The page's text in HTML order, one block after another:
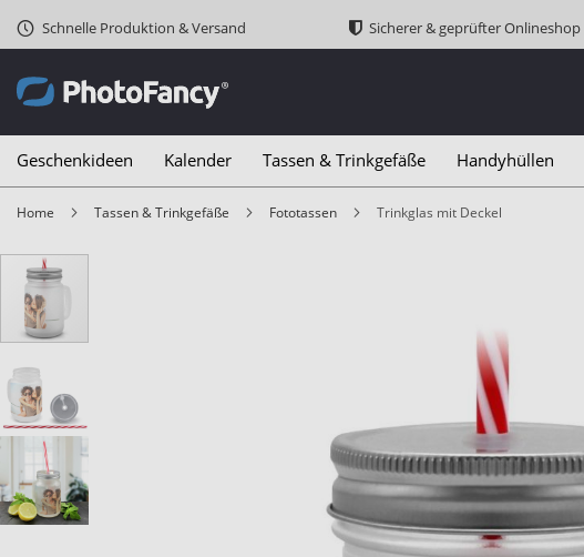
Schnelle Produktion & Versand Sicherer & geprüfter Onlineshop
Geschenkideen Kalender Tassen & Trinkgefäße Handyhüllen
Home Tassen & Trinkgefäße Fototassen Trinkglas mit Deckel
Zum
Ende
springen